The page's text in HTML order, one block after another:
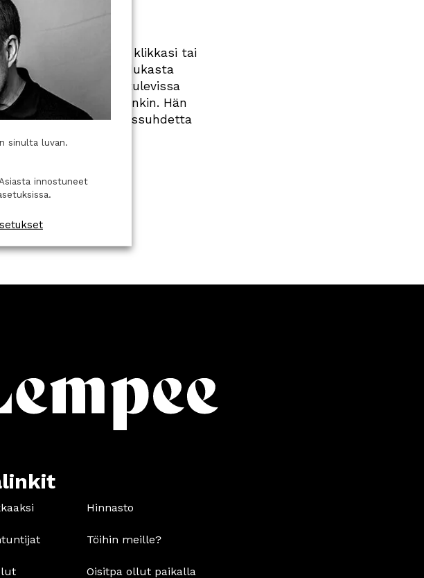
kuinka moni tilasi, klik­kasi tai
mitattavaa ja laadukasta
niitä hyödynnetään tulevissa
ja kenties ostamaankin. Hän
vahvistaa asiakassuhdetta
Hinnasto
Töihin meille?
Oisitpa ollut paikalla
sinulta luvan.
innostuneet